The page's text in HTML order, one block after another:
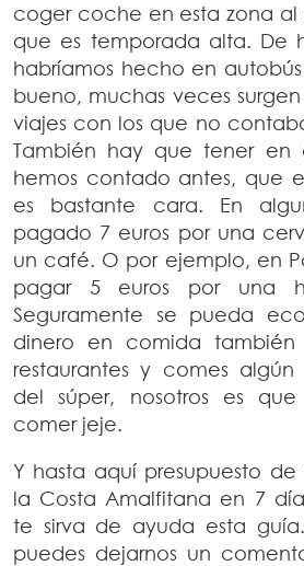
coger coche en esta zona al
que es temporada alta. De
habríamos hecho en
bueno, muchas veces
viajes con los que no
También hay que tener
hemos contado antes, que
es bastante cara. En
pagado 7 euros por una
un café. O por ejemplo, en
pagar 5 euros por una
Seguramente se pueda
dinero en comida
restaurantes y comes
del súper, nosotros es
comer jeje.
Y hasta aquí presupuesto
la Costa Amalfitana en 7
te sirva de ayuda esta
puedes dejarnos un